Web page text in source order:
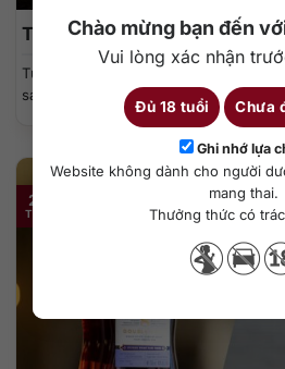
Chào mừng bạn đến
Vui lòng xác nhận
Đủ 18 tuổi Chưa
Ghi nhớ lựa
Website không dành cho người
mang thai.
Thưởng thức có
Top 10 thương hiệu rượu Rum
Từ những bến cảng rực nắng ở vùng
sang trọng...
23
Th10